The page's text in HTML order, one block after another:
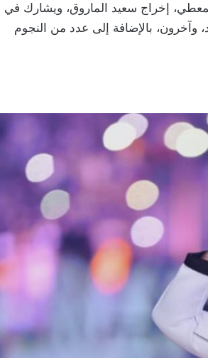
إخراج سعيد الماروق، ويشارك في
وآخرون، بالإضافة إلى عدد من النجوم